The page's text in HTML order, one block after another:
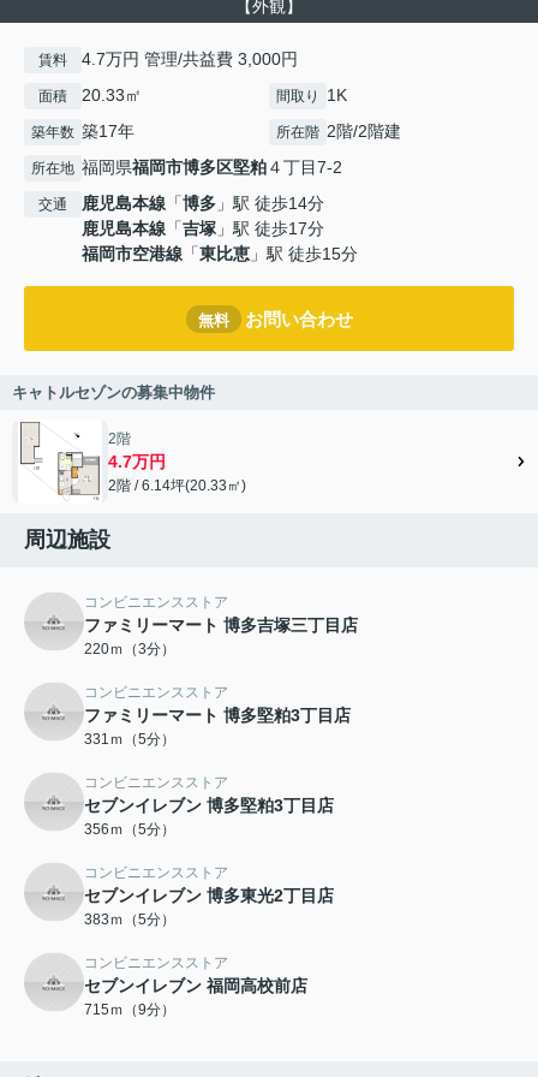
【外観】
賃料 4.7万円 管理/共益費 3,000円
面積 20.33㎡ 間取り 1K
築年数 築17年 所在階 2階/2階建
所在地 福岡県福岡市博多区堅粕４丁目7-2
交通 鹿児島本線 「博多 」駅 徒歩14分
鹿児島本線 「吉塚 」駅 徒歩17分
福岡市空港線 「東比恵 」駅 徒歩15分
無料 お問い合わせ
キャトルセゾンの募集中物件
2階
4.7万円
2階 / 6.14坪(20.33㎡)
周辺施設
コンビニエンスストア
ファミリーマート 博多吉塚三丁目店
220ｍ（3分）
コンビニエンスストア
ファミリーマート 博多堅粕3丁目店
331ｍ（5分）
コンビニエンスストア
セブンイレブン 博多堅粕3丁目店
356ｍ（5分）
コンビニエンスストア
セブンイレブン 博多東光2丁目店
383ｍ（5分）
コンビニエンスストア
セブンイレブン 福岡高校前店
715ｍ（9分）